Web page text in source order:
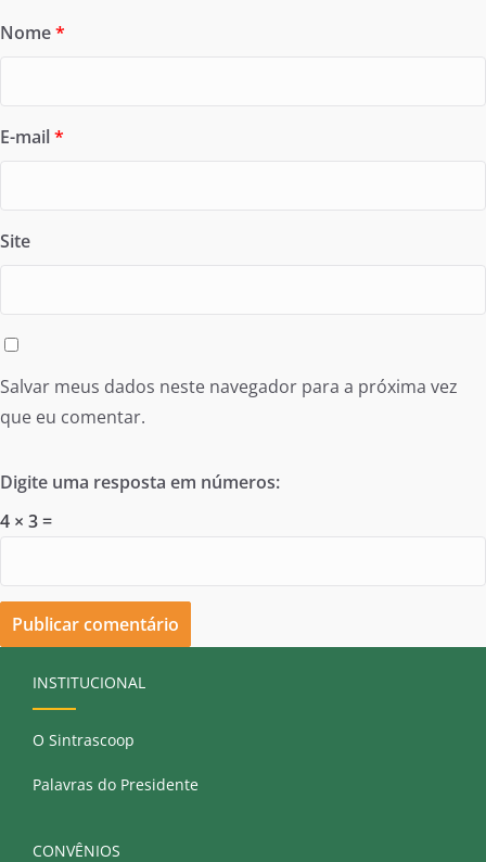
Nome*
E-mail*
Site
Salvar meus dados neste navegador para a próxima vez
que eu comentar.
Digite uma resposta em números:
4 × 3 =
INSTITUCIONAL
O Sintrascoop
Palavras do Presidente
CONVÊNIOS